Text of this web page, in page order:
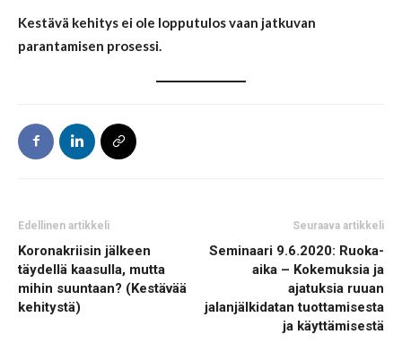
Kestävä kehitys ei ole lopputulos vaan jatkuvan
parantamisen prosessi.
Edellinen artikkeli
Koronakriisin jälkeen
täydellä kaasulla, mutta
mihin suuntaan? (Kestävää
kehitystä)
Seuraava artikkeli
Seminaari 9.6.2020: Ruoka-
aika – Kokemuksia ja
ajatuksia ruuan
jalanjälkidatan tuottamisesta
ja käyttämisestä